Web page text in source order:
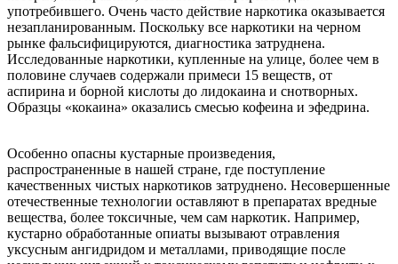
употребившего. Очень часто действие наркотика оказывается
незапланированным. Поскольку все наркотики на черном
рынке фальсифицируются, диагностика затруднена.
Исследованные наркотики, купленные на улице, более чем в
половине случаев содержали примеси 15 веществ, от
аспирина и борной кислоты до лидокаина и снотворных.
Образцы «кокаина» оказались смесью кофеина и эфедрина.
Особенно опасны кустарные произведения,
распространенные в нашей стране, где поступление
качественных чистых наркотиков затруднено. Не­совершенные
отечественные технологии оставляют в препаратах вредные
вещества, более токсичные, чем сам наркотик. Например,
кустарно об­работанные опиаты вызывают отравления
уксусным ангидридом и металлами, приводящие после